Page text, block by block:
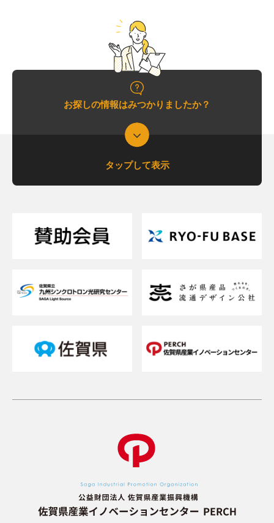
お探しの情報はみつかりましたか？
タップして表示
支援内容を詳しく知りたい
貸研修室（貸会議室）を借りたい